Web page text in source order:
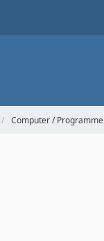
Computer / Programme